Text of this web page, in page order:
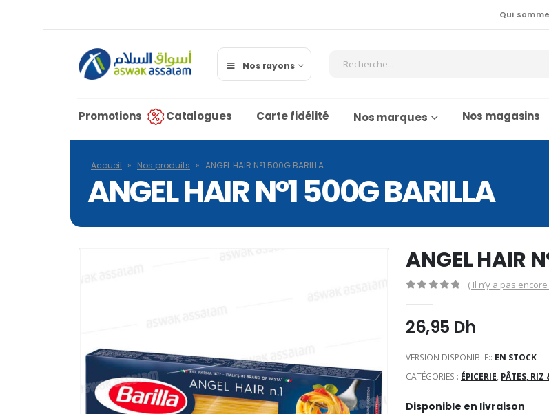
Qui
Nos rayons
Promotions Catalogues Carte fidélité Nos marques Nos magasins
Accueil » Nos produits » ANGEL HAIR N°1 500G BARILLA
ANGEL HAIR N°1 500G BARILLA
ANGEL HAIR
( Il n’y a pas encore
26,95 Dh
VERSION DISPONIBLE:: EN STOCK
CATÉGORIES : ÉPICERIE, PÂTES, RIZ
Disponible en livraison